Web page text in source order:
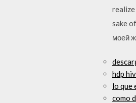
sake
моей
hdp
lo que
como